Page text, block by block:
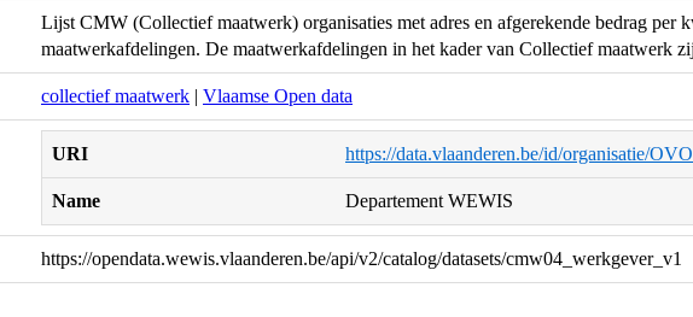
Lijst CMW (Collectief maatwerk) organisaties met adres en afgerekende bedrag
maatwerkafdelingen. De maatwerkafdelingen in het kader van Collectief maatwerk
collectief maatwerk | Vlaamse Open data
URI https://data.vlaanderen.be/id/organisatie/
Name Departement WEWIS
https://opendata.wewis.vlaanderen.be/api/v2/catalog/datasets/cmw04_werkgever_v1